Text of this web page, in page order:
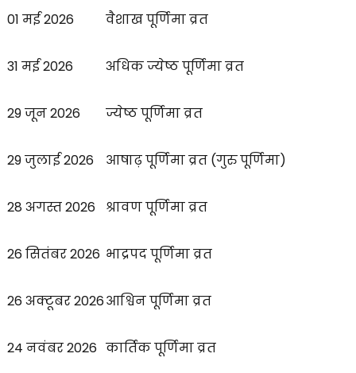
01 मई 2026 वैशाख पूर्णिमा व्रत
31 मई 2026 अधिक ज्येष्ठ पूर्णिमा व्रत
29 जून 2026 ज्येष्ठ पूर्णिमा व्रत
29 जुलाई 2026 आषाढ़ पूर्णिमा व्रत (गुरु पूर्णिमा)
28 अगस्त 2026 श्रावण पूर्णिमा व्रत
26 सितंबर 2026 भाद्रपद पूर्णिमा व्रत
26 अक्टूबर 2026आश्विन पूर्णिमा व्रत
24 नवंबर 2026 कार्तिक पूर्णिमा व्रत